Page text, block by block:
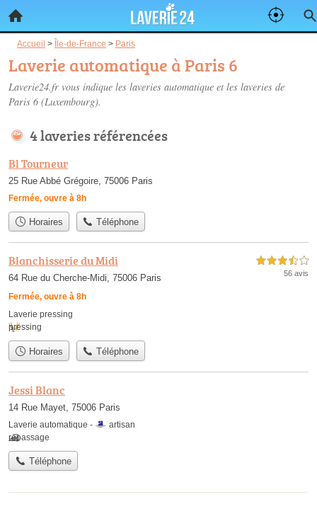
Accueil > Île-de-France > Paris
Laverie automatique à Paris 6
Laverie24.fr vous indique les laveries automatique et les laveries de
Paris 6 (Luxembourg).
4 laveries référencées
Bl Tourneur
25 Rue Abbé Grégoire, 75006 Paris
Fermée, ouvre à 8h
Horaires Téléphone
Blanchisserie du Midi
64 Rue du Cherche-Midi, 75006 Paris
Fermée, ouvre à 8h
3,5 étoiles sur 5
56 avis
Laverie pressing
pressing
Horaires Téléphone
Jessi Blanc
14 Rue Mayet, 75006 Paris
Laverie automatique -
artisan
repassage
Téléphone